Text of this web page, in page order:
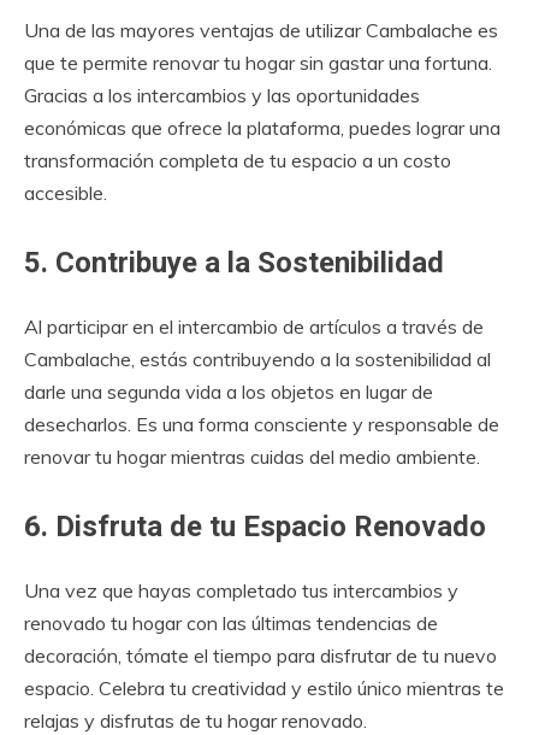
Una de las mayores ventajas de utilizar Cambalache es
que te permite renovar tu hogar sin gastar una fortuna.
Gracias a los intercambios y las oportunidades
económicas que ofrece la plataforma, puedes lograr una
transformación completa de tu espacio a un costo
accesible.
5. Contribuye a la Sostenibilidad
Al participar en el intercambio de artículos a través de
Cambalache, estás contribuyendo a la sostenibilidad al
darle una segunda vida a los objetos en lugar de
desecharlos. Es una forma consciente y responsable de
renovar tu hogar mientras cuidas del medio ambiente.
6. Disfruta de tu Espacio Renovado
Una vez que hayas completado tus intercambios y
renovado tu hogar con las últimas tendencias de
decoración, tómate el tiempo para disfrutar de tu nuevo
espacio. Celebra tu creatividad y estilo único mientras te
relajas y disfrutas de tu hogar renovado.